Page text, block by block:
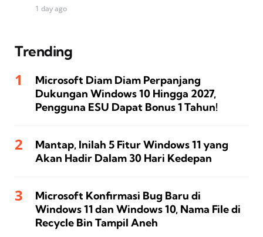
1 day ago
Trending
Microsoft Diam Diam Perpanjang
Dukungan Windows 10 Hingga 2027,
Pengguna ESU Dapat Bonus 1 Tahun!
Mantap, Inilah 5 Fitur Windows 11 yang
Akan Hadir Dalam 30 Hari Kedepan
Microsoft Konfirmasi Bug Baru di
Windows 11 dan Windows 10, Nama File di
Recycle Bin Tampil Aneh